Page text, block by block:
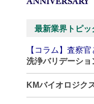
最新業界トピ
【コラム】査察
洗浄バリデーシ
KMバイオロジク